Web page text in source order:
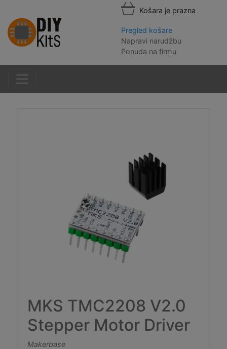
Košara je prazna
Pregled košare
Napravi narudžbu
Ponuda na firmu
MKS TMC2208 V2.0
Stepper Motor Driver
Makerbase